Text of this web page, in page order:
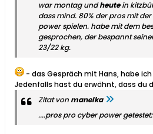
war montag undheutein
dass mind. 80% der pros mit
power spielen. habe mit dem
gesprochen, der bespannt
23/22 kg.
- das Gespräch mit Hans, habe
Jedenfalls hast du erwähnt, dass du
Zitat vonmanelka
....pros pro cyber power